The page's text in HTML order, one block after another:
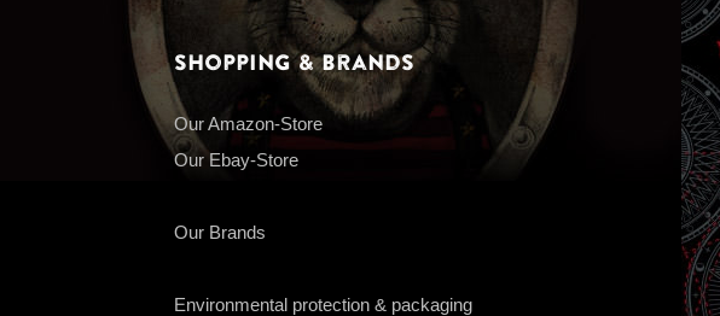
Shopping & Brands
Our Amazon-Store
Our Ebay-Store
Our Brands
Environmental protection & packaging